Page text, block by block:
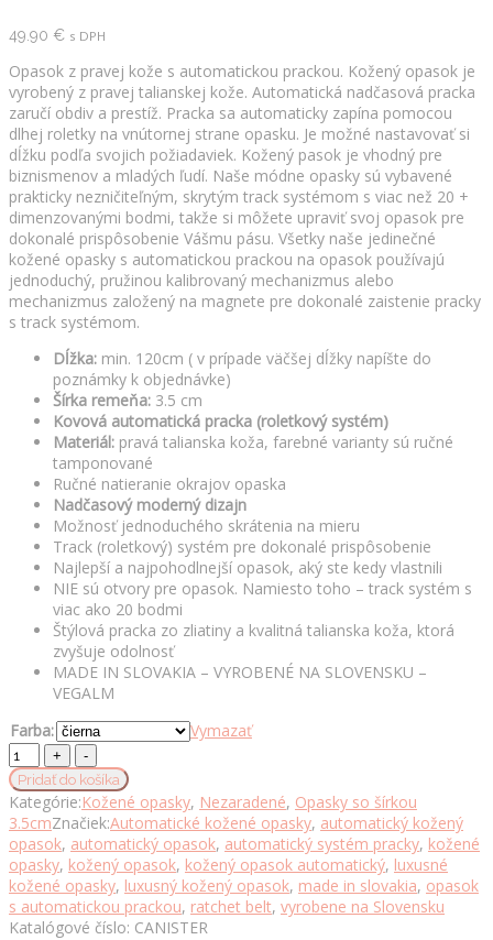
49.90 € s DPH
Opasok z pravej kože s automatickou prackou. Kožený opasok je
vyrobený z pravej talianskej kože. Automatická nadčasová pracka
zaručí obdiv a prestíž. Pracka sa automaticky zapína pomocou
dlhej roletky na vnútornej strane opasku. Je možné nastavovať si
dĺžku podľa svojich požiadaviek. Kožený pasok je vhodný pre
biznismenov a mladých ľudí. Naše módne opasky sú vybavené
prakticky nezničiteľným, skrytým track systémom s viac než 20 +
dimenzovanými bodmi, takže si môžete upraviť svoj opasok pre
dokonalé prispôsobenie Vášmu pásu. Všetky naše jedinečné
kožené opasky s automatickou prackou na opasok používajú
jednoduchý, pružinou kalibrovaný mechanizmus alebo
mechanizmus založený na magnete pre dokonalé zaistenie pracky
s track systémom.
Dĺžka: min. 120cm ( v prípade väčšej dĺžky napíšte do
poznámky k objednávke)
Šírka remeňa: 3.5 cm
Kovová automatická pracka (roletkový systém)
Materiál: pravá talianska koža, farebné varianty sú ručné
tamponované
Ručné natieranie okrajov opaska
Nadčasový moderný dizajn
Možnosť jednoduchého skrátenia na mieru
Track (roletkový) systém pre dokonalé prispôsobenie
Najlepší a najpohodlnejší opasok, aký ste kedy vlastnili
NIE sú otvory pre opasok. Namiesto toho – track systém s
viac ako 20 bodmi
Štýlová pracka zo zliatiny a kvalitná talianska koža, ktorá
zvyšuje odolnosť
MADE IN SLOVAKIA – VYROBENÉ NA SLOVENSKU –
VEGALM
Farba:
Vymazať
Opasok
z
pravej
kože
s
automatickou
prackou
CANISTER
množstvo
Pridať do košíka
Kategórie:Kožené opasky, Nezaradené, Opasky so šírkou
3.5cmZnačiek:Automatické kožené opasky, automatický kožený
opasok, automatický opasok, automatický systém pracky, kožené
opasky, kožený opasok, kožený opasok automatický, luxusné
kožené opasky, luxusný kožený opasok, made in slovakia, opasok
s automatickou prackou, ratchet belt, vyrobene na Slovensku
Katalógové číslo: CANISTER